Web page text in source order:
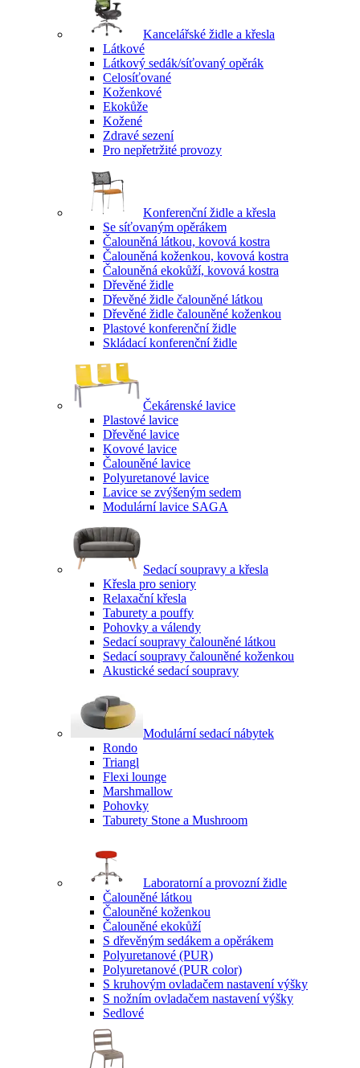
Kancelářské židle a křesla
Látkové
Látkový sedák/síťovaný opěrák
Celosíťované
Koženkové
Ekokůže
Kožené
Zdravé sezení
Pro nepřetržité provozy
Konferenční židle a křesla
Se síťovaným opěrákem
Čalouněná látkou, kovová kostra
Čalouněná koženkou, kovová kostra
Čalouněná ekokůží, kovová kostra
Dřevěné židle
Dřevěné židle čalouněné látkou
Dřevěné židle čalouněné koženkou
Plastové konferenční židle
Skládací konferenční židle
Čekárenské lavice
Plastové lavice
Dřevěné lavice
Kovové lavice
Čalouněné lavice
Polyuretanové lavice
Lavice se zvýšeným sedem
Modulární lavice SAGA
Sedací soupravy a křesla
Křesla pro seniory
Relaxační křesla
Taburety a pouffy
Pohovky a válendy
Sedací soupravy čalouněné látkou
Sedací soupravy čalouněné koženkou
Akustické sedací soupravy
Modulární sedací nábytek
Rondo
Triangl
Flexi lounge
Marshmallow
Pohovky
Taburety Stone a Mushroom
Laboratorní a provozní židle
Čalouněné látkou
Čalouněné koženkou
Čalouněné ekokůží
S dřevěným sedákem a opěrákem
Polyuretanové (PUR)
Polyuretanové (PUR color)
S kruhovým ovladačem nastavení výšky
S nožním ovladačem nastavení výšky
Sedlové